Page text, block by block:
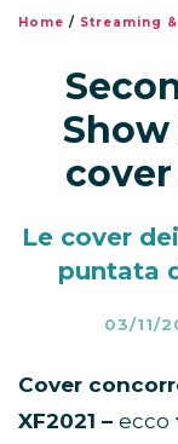
Home / Streaming
Show
Le cover
puntata
03/11/
Cover
XF2021 – ecco